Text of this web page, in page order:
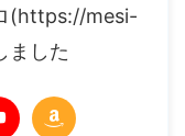
(https://mesi-
ました